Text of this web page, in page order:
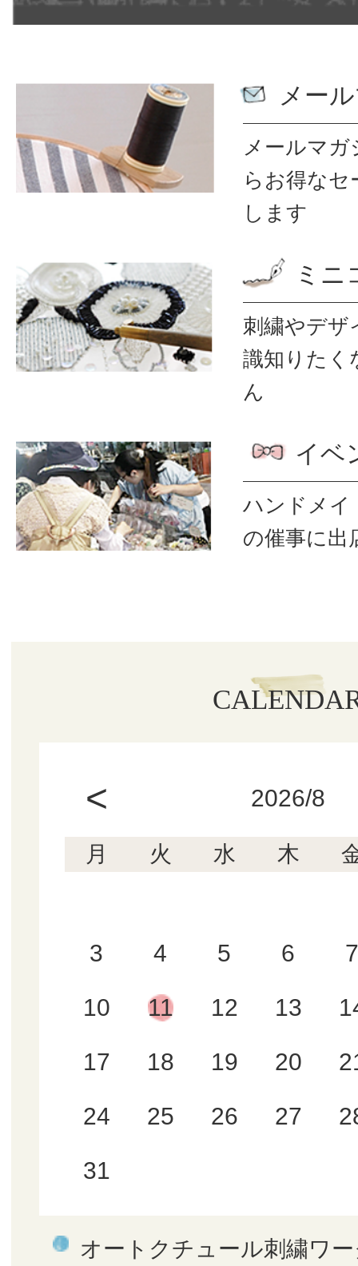
メー
メールマ
ら お得なセ
します
ミニ
刺繍やデザ
識知りたく
ん
イベ
ハンドメイ
の催事に出
< 2026/8
月 火 水 木
3 4 5 6 7
10 11 12 13
17 18 19 20
24 25 26 27
31
オートクチュール刺繍ワ